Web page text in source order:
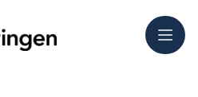
Meny